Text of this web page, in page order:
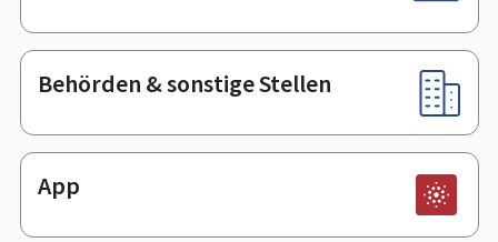
Behörden & sonstige Stellen
App